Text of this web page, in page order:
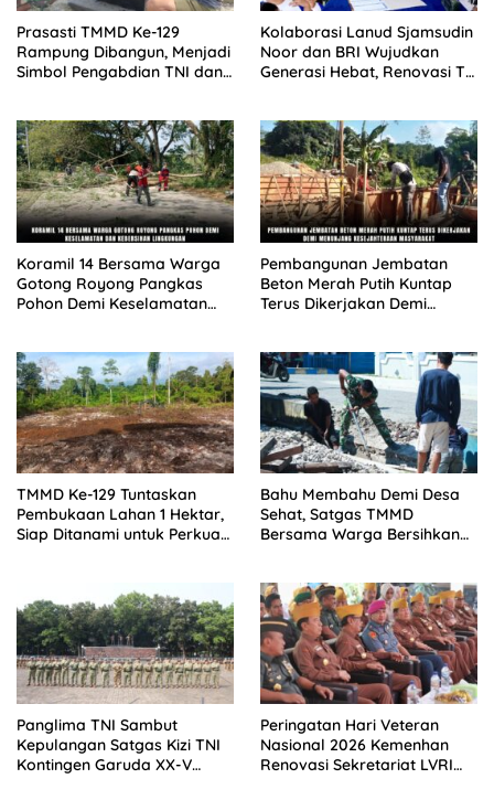
Prasasti TMMD Ke-129
Rampung Dibangun, Menjadi
Simbol Pengabdian TNI dan
Kolaborasi Lanud Sjamsudin
Noor dan BRI Wujudkan
Generasi Hebat, Renovasi TK
Anak
Koramil 14 Bersama Warga
Gotong Royong Pangkas
Pohon Demi Keselamatan
Pembangunan Jembatan
Beton Merah Putih Kuntap
Terus Dikerjakan Demi
TMMD Ke-129 Tuntaskan
Pembukaan Lahan 1 Hektar,
Siap Ditanami untuk Perkuat
Bahu Membahu Demi Desa
Sehat, Satgas TMMD
Bersama Warga Bersihkan
Panglima TNI Sambut
Kepulangan Satgas Kizi TNI
Kontingen Garuda XX-V
Peringatan Hari Veteran
Nasional 2026 Kemenhan
Renovasi Sekretariat LVRI